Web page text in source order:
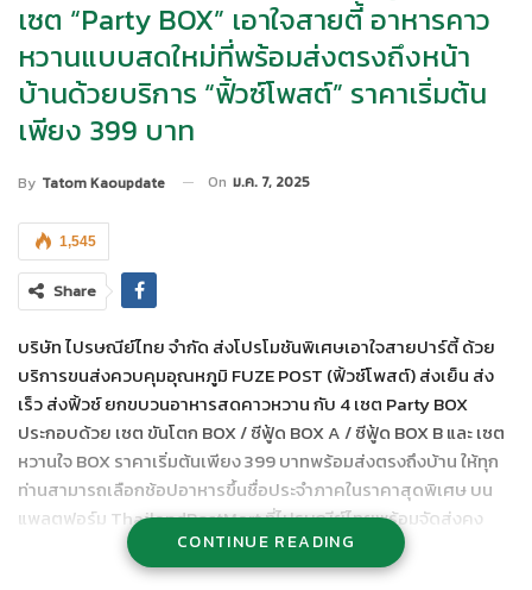
เซต “Party BOX” เอาใจสายตี้ อาหารคาว
หวานแบบสดใหม่ที่พร้อมส่งตรงถึงหน้า
บ้านด้วยบริการ “ฟิ้วซ์โพสต์” ราคาเริ่มต้น
เพียง 399 บาท
By Tatom Kaoupdate On ม.ค. 7, 2025
1,545
Share
บริษัท ไปรษณีย์ไทย จำกัด ส่งโปรโมชันพิเศษเอาใจสายปาร์ตี้ ด้วย
บริการขนส่งควบคุมอุณหภูมิ FUZE POST (ฟิ้วซ์โพสต์) ส่งเย็น ส่ง
เร็ว ส่งฟิ้วซ์ ยกขบวนอาหารสดคาวหวาน กับ 4 เซต Party BOX
ประกอบด้วย เซต ขันโตก BOX / ซีฟู้ด BOX A / ซีฟู้ด BOX B และ เซต
หวานใจ BOX ราคาเริ่มต้นเพียง 399 บาทพร้อมส่งตรงถึงบ้าน ให้ทุก
ท่านสามารถเลือกช้อปอาหารขึ้นชื่อประจำภาคในราคาสุดพิเศษ บน
แพลตฟอร์ม ThailandPostMart ที่ไปรษณีย์ไทยพร้อมจัดส่งคง
ความสดใหม่ให้ถึงมือภายใน 1- 2 วัน ผู้ที่สนใจสามารถสั่งซื้อเซต
“Party Box” บนเว็บไซต์https://www.thailandpostmart.com
CONTINUE READING